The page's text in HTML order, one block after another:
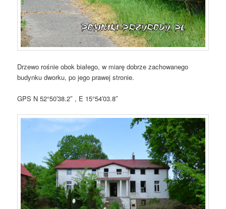
Drzewo rośnie obok białego, w miarę dobrze zachowanego
budynku dworku, po jego prawej stronie.
GPS N 52°50′38.2″ , E 15°54′03.8″